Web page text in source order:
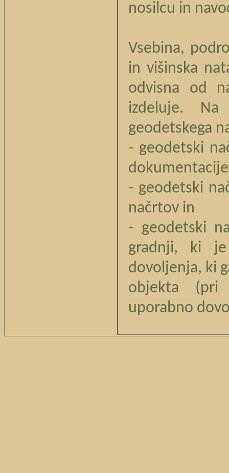
nosilcu in
Vsebina,
in višinska
odvisna od
izdeluje.
geodetskega
- geodetski
- geodetski
načrtov in
- geodetski
gradnji, ki je
dovoljenja, ki
objekta (pri
uporabno